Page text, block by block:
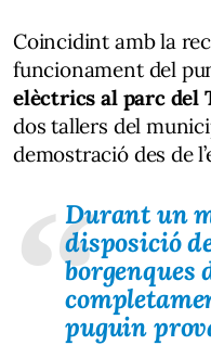
Coincidint amb la
funcionament del
elèctrics al parc del
dos tallers del
demostració des de
Durant un
disposició
borgenques
puguin